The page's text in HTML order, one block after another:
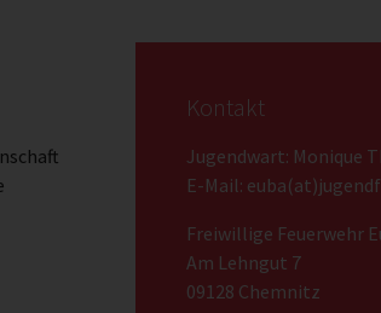
Kontakt
Jugendwart: Monique
E-Mail:
Freiwillige Feuerwehr
Am Lehngut 7
09128 Chemnitz